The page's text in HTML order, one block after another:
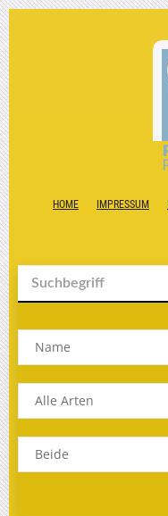
HOME IMPRESSUM
Name
Alle Arten
Beide